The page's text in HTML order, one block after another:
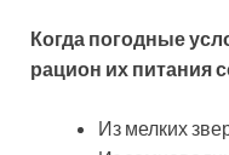
Когда погодные
рацион их питания
Из мелких